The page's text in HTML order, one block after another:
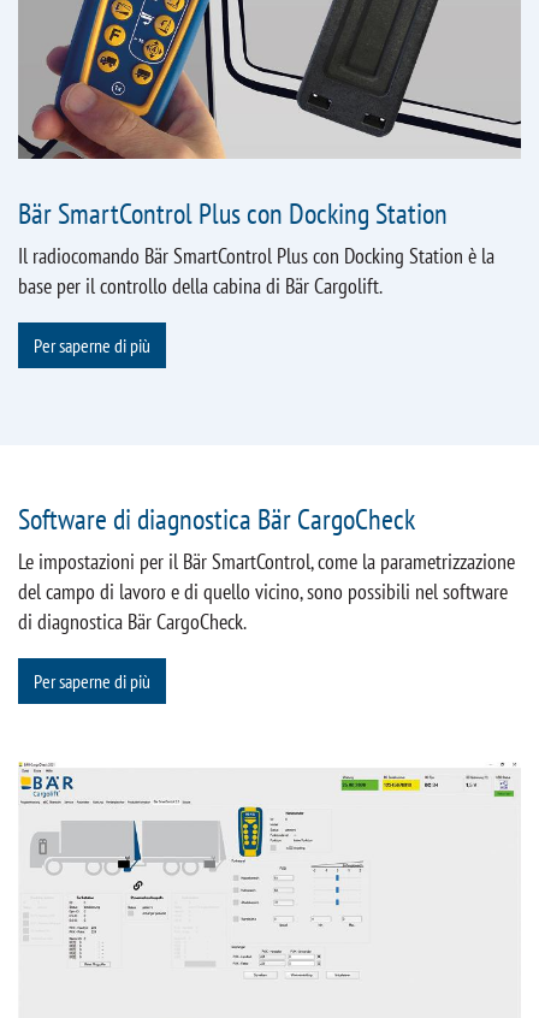
Bär SmartControl Plus con Docking Station
Il radiocomando Bär SmartControl Plus con Docking Station è la
base per il controllo della cabina di Bär Cargolift.
Per saperne di più
Software di diagnostica Bär CargoCheck
Le impostazioni per il Bär SmartControl, come la parametrizzazione
del campo di lavoro e di quello vicino, sono possibili nel software
di diagnostica Bär CargoCheck.
Per saperne di più